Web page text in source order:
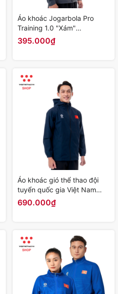
Áo khoác Jogarbola Pro
Training 1.0 "Xám"
P0124.02-02 - Hàng Chính
395.000₫
Áo khoác gió thể thao đội
tuyển quốc gia Việt Nam
2024 "Xanh Navy" MJ-
PJ1003-02 - Hàng Chính
690.000₫